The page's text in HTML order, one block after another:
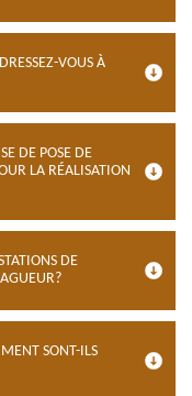
VOUS À
DE POSE DE
LA RÉALISATION
DE
SONT-ILS